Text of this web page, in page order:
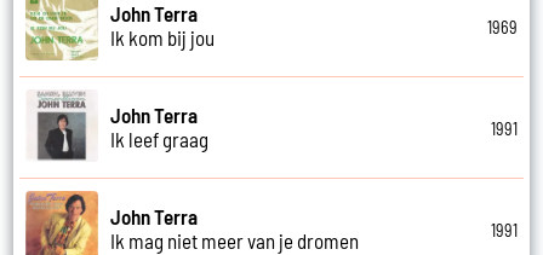
John Terra
Ik kom bij jou
1969
John Terra
Ik leef graag
1991
John Terra
Ik mag niet meer van je dromen
1991